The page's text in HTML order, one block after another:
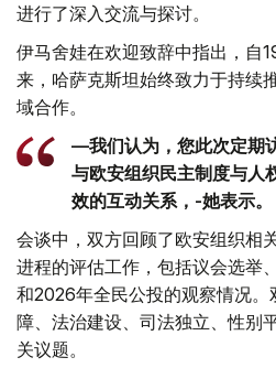
进行了深入交流与探讨。
伊马舍娃在欢迎致辞中指出，自
来，哈萨克斯坦始终致力于持续
域合作。
—我们认为，您此次定期
与欧安组织民主制度与人
效的互动关系，-她表示。
会谈中，双方回顾了欧安组织相
进程的评估工作，包括议会选举
和2026年全民公投的观察情况。
障、法治建设、司法独立、性别
关议题。